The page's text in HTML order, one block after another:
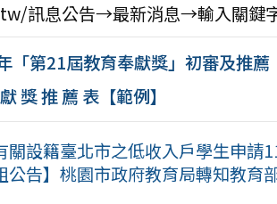
訊息公告→最新消息→輸入關鍵
「第21屆教育奉獻獎」初審及推薦
獎 推 薦 表【範例】
關設籍臺北市之低收入戶學生申請
公告】桃園市政府教育局轉知教育